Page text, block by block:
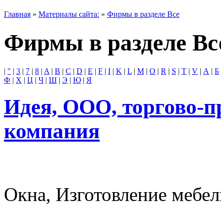
Главная » Материалы сайта: » Фирмы в разделе Все
Фирмы в разделе
| " | 3 | 7 | 8 | A | B | C | D | E | F | I | K | L | M | O | R | S | T | V | А | Б
Ф | Х | Ц | Ч | Ш | Э | Ю | Я
Идея, ООО, торгово-
компания
Окна, Изготовление